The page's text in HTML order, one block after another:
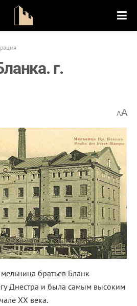
г.
AA
братьев Бланк
Днестра и была самым высоким
ХХ века.